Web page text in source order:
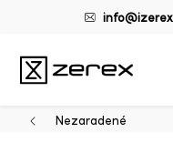
Nezaradené